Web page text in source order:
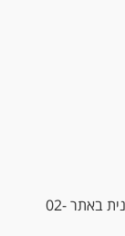
באתר02-